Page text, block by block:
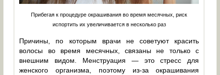
Прибегая к процедуре окрашивания во время месячных, риск
испортить их увеличивается в несколько раз
Причины, по которым врачи не советуют красить
волосы во время месячных, связаны не только с
внешним видом. Менструация — это стресс для
женского организма, поэтому из-за окрашивания